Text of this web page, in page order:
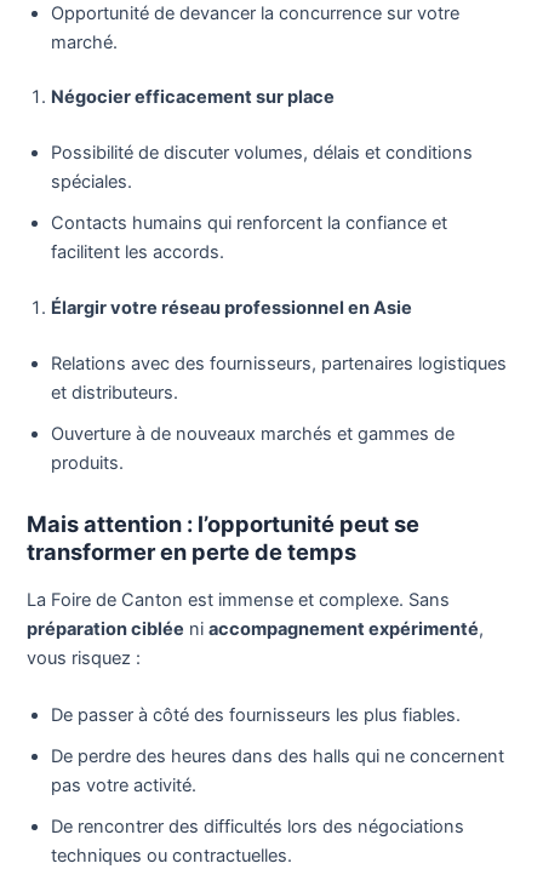
Opportunité de devancer la concurrence sur votre
marché.
Négocier efficacement sur place
Possibilité de discuter volumes, délais et conditions
spéciales.
Contacts humains qui renforcent la confiance et
facilitent les accords.
Élargir votre réseau professionnel en Asie
Relations avec des fournisseurs, partenaires logistiques
et distributeurs.
Ouverture à de nouveaux marchés et gammes de
produits.
Mais attention : l’opportunité peut se
transformer en perte de temps
La Foire de Canton est immense et complexe. Sans
préparation ciblée niaccompagnement expérimenté,
vous risquez :
De passer à côté des fournisseurs les plus fiables.
De perdre des heures dans des halls qui ne concernent
pas votre activité.
De rencontrer des difficultés lors des négociations
techniques ou contractuelles.